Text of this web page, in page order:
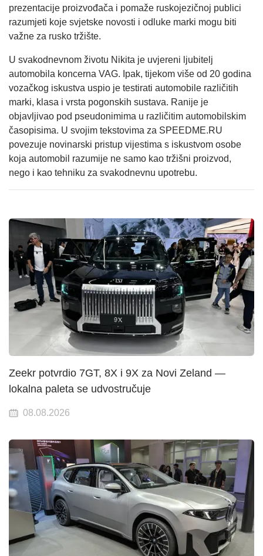
prezentacije proizvođača i pomaže ruskojezičnoj publici
razumjeti koje svjetske novosti i odluke marki mogu biti
važne za rusko tržište.
U svakodnevnom životu Nikita je uvjereni ljubitelj
automobila koncerna VAG. Ipak, tijekom više od 20 godina
vozačkog iskustva uspio je testirati automobile različitih
marki, klasa i vrsta pogonskih sustava. Ranije je
objavljivao pod pseudonimima u različitim automobilskim
časopisima. U svojim tekstovima za SPEEDME.RU
povezuje novinarski pristup vijestima s iskustvom osobe
koja automobil razumije ne samo kao tržišni proizvod,
nego i kao tehniku za svakodnevnu upotrebu.
Zeekr potvrdio 7GT, 8X i 9X za Novi Zeland —
lokalna paleta se udvostručuje
08.08.2026